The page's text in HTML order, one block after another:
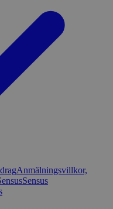
Anmälningsvillkor,
Sensus